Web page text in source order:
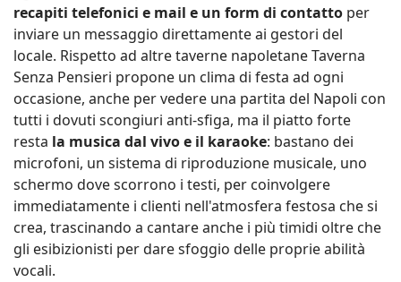
recapiti telefonici e mail e un form di contatto per
inviare un messaggio direttamente ai gestori del
locale. Rispetto ad altre taverne napoletane Taverna
Senza Pensieri propone un clima di festa ad ogni
occasione, anche per vedere una partita del Napoli con
tutti i dovuti scongiuri anti-sfiga, ma il piatto forte
resta la musica dal vivo e il karaoke: bastano dei
microfoni, un sistema di riproduzione musicale, uno
schermo dove scorrono i testi, per coinvolgere
immediatamente i clienti nell'atmosfera festosa che si
crea, trascinando a cantare anche i più timidi oltre che
gli esibizionisti per dare sfoggio delle proprie abilità
vocali.